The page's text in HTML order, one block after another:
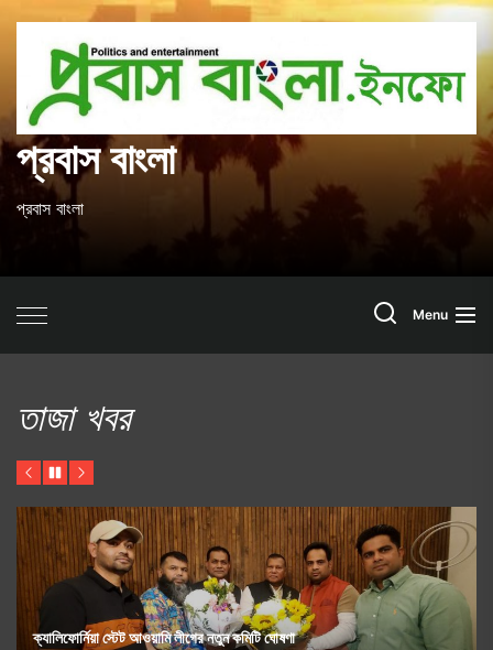
content
প্রবাস বাংলা
প্রবাস বাংলা
SearchMenu
তাজা খবর
Previous
PauseNext
ফ্যাসিবাদমুক্ত বাংলাদেশের প্রত্যাশা পূরণ হয়নি, লড়াই অব্যাহত থাকবে: জামায়াত
আমীরের হুঁশিয়ারি